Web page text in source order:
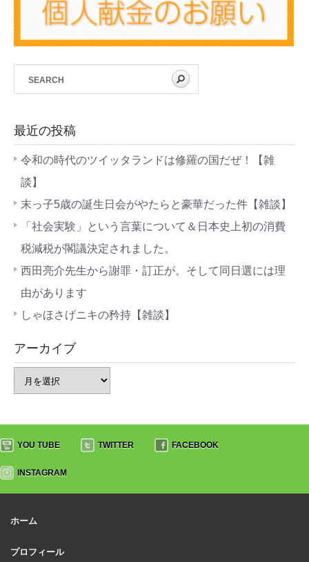
最近の投稿
令和の時代のツイッタランドは修羅の国だぜ！【雑
談】
末っ子5歳の誕生日会がやたらと豪華だった件【雑談】
「社会実験」という言葉について＆日本史上初の消費
税減税が閣議決定されました。
西田亮介先生から謝罪・訂正が。そして同日選には理
由があります
しゃほさげニキの矜持【雑談】
アーカイブ
YOU TUBE TWITTER FACEBOOK
INSTAGRAM
ホーム
プロフィール